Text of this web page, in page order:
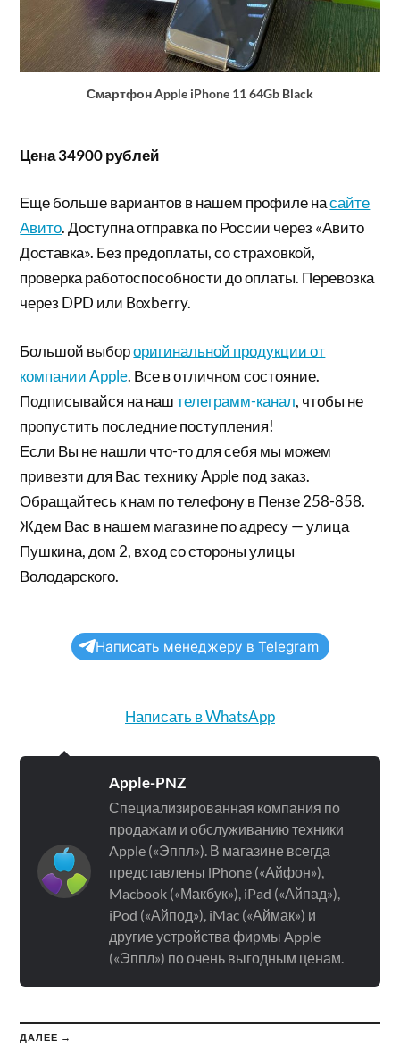
Смартфон Apple iPhone 11 64Gb Black
Цена 34900 рублей
Еще больше вариантов в нашем профиле насайте
Авито. Доступна отправка по России через «Авито
Доставка». Без предоплаты, со страховкой,
проверка работоспособности до оплаты. Перевозка
через DPD или Boxberry.
Большой выбороригинальной продукции от
компании Apple. Все в отличном состояние.
Подписывайся на наштелеграмм-канал, чтобы не
пропустить последние поступления!
Если Вы не нашли что-то для себя мы можем
привезти для Вас технику Apple под заказ.
Обращайтесь к нам по телефону в Пензе 258-858.
Ждем Вас в нашем магазине по адресу — улица
Пушкина, дом 2, вход со стороны улицы
Володарского.
Написать менеджеру в Telegram
Написать в WhatsApp
Apple-PNZ
Специализированная компания по
продажам и обслуживанию техники
Apple («Эппл»). В магазине всегда
представлены iPhone («Айфон»),
Macbook («Макбук»), iPad («Айпад»),
iPod («Айпод»), iMac («Аймак») и
другие устройства фирмы Apple
(«Эппл») по очень выгодным ценам.
ДАЛЕЕ →